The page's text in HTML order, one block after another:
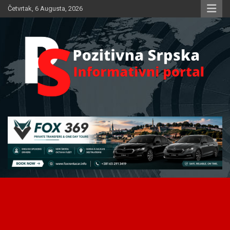
Skip
to
Četvrtak, 6 Augusta, 2026
Pozitivna Srpska